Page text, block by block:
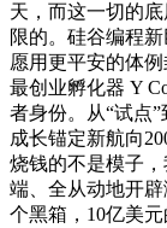
天，而这一切的
限的。硅谷编程新
愿用更平安的体
最创业孵化器 Y
者身份。从“试点
成长锚定新航向
烧钱的不是模子，
端、全从动地开
个黑箱，10亿美